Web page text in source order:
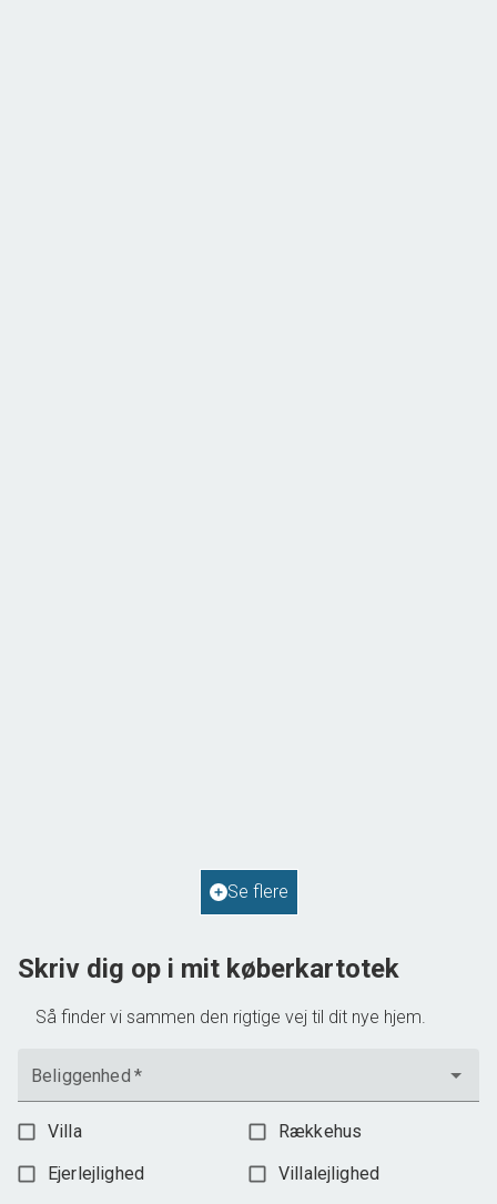
Se flere
Skriv dig op i mit køberkartotek
Så finder vi sammen den rigtige vej til dit nye hjem.
Beliggenhed *
Villa
Rækkehus
Ejerlejlighed
Villalejlighed